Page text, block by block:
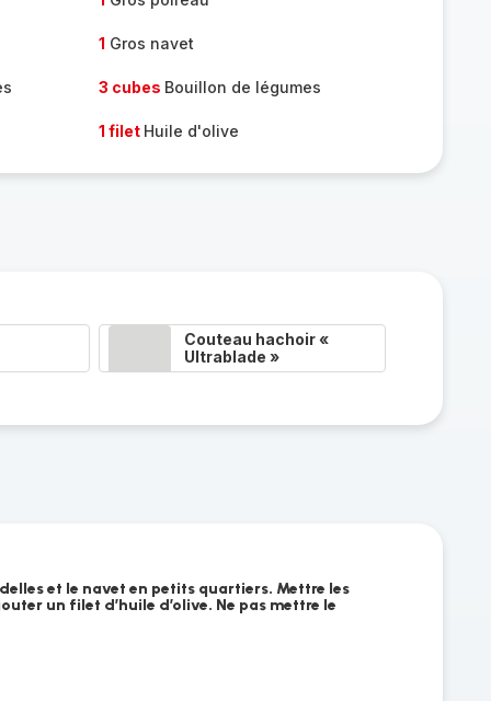
1 Gros navet
3 cubes Bouillon de légumes
1 filet Huile d'olive
Couteau hachoir «
Ultrablade »
et le navet en petits quartiers. Mettre les
un filet d’huile d’olive. Ne pas mettre le